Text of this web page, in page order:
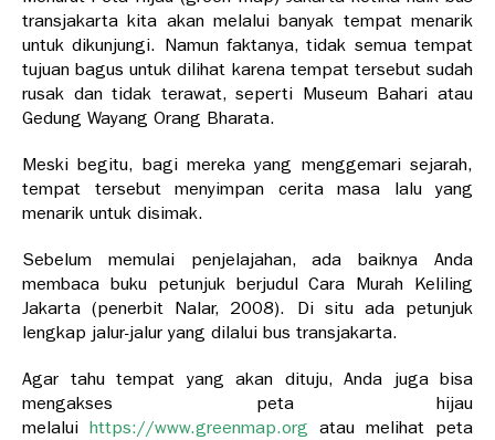
transjakarta kita akan melalui banyak tempat menarik
untuk dikunjungi. Namun faktanya, tidak semua tempat
tujuan bagus untuk dilihat karena tempat tersebut sudah
rusak dan tidak terawat, seperti Museum Bahari atau
Gedung Wayang Orang Bharata.
Meski begitu, bagi mereka yang menggemari sejarah,
tempat tersebut menyimpan cerita masa lalu yang
menarik untuk disimak.
Sebelum memulai penjelajahan, ada baiknya Anda
membaca buku petunjuk berjudul Cara Murah Keliling
Jakarta (penerbit Nalar, 2008). Di situ ada petunjuk
lengkap jalur-jalur yang dilalui bus transjakarta.
Agar tahu tempat yang akan dituju, Anda juga bisa
mengakses peta hijau
melalui https://www.greenmap.org atau melihat peta